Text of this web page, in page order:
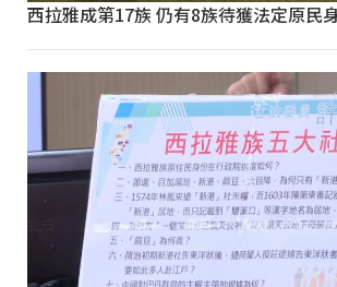
西拉雅成第17族 仍有8族待獲法定原民